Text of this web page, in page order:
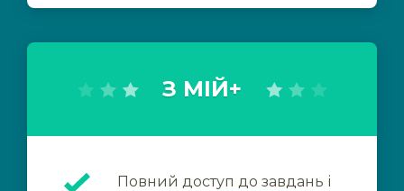
З МІЙ+
Повний доступ до завдань і